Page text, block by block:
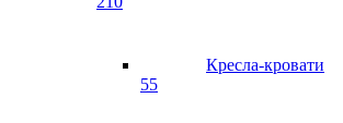
Кресла-кровати
55